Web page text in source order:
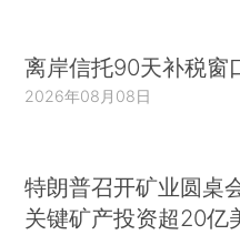
离岸信托90天补税窗
2026年08月08日
特朗普召开矿业圆桌
关键矿产投资超20亿